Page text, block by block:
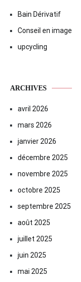
Bain Dérivatif
Conseil en image
upcycling
ARCHIVES
avril 2026
mars 2026
janvier 2026
décembre 2025
novembre 2025
octobre 2025
septembre 2025
août 2025
juillet 2025
juin 2025
mai 2025